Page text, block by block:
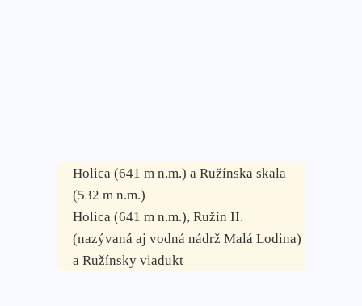
Holica (641 m n.m.) a Ružínska skala
(532 m n.m.)
Holica (641 m n.m.), Ružín II.
(nazývaná aj vodná nádrž Malá Lodina)
a Ružínsky viadukt